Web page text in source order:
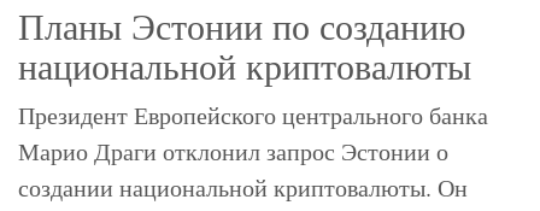
Планы Эстонии по созданию
национальной криптовалюты
Президент Европейского центрального банка
Марио Драги отклонил запрос Эстонии о
создании национальной криптовалюты. Он